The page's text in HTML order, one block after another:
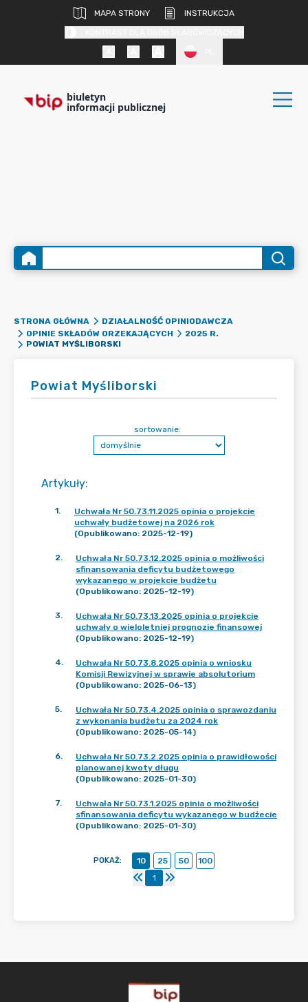
MAPA STRONY
INSTRUKCJA
biuletyn
informacji publicznej
STRONA GŁÓWNA
DZIAŁALNOŚĆ OPINIODAWCZA
OPINIE SKŁADÓW ORZEKAJĄCYCH
2025 R.
POWIAT MYŚLIBORSKI
Powiat Myśliborski
Artykuły:
sortowanie:
1.
Uchwała Nr 50.73.11.2025 opinia o projekcie
uchwały budżetowej na 2026 rok
(Opublikowano: 2025-12-19)
2.
Uchwała Nr 50.73.12.2025 opinia o możliwości
sfinansowania deficytu budżetowego
wykazanego w projekcie budżetu
(Opublikowano: 2025-12-19)
3.
Uchwała Nr 50.73.13.2025 opinia o projekcie
uchwały o wieloletniej prognozie finansowej
(Opublikowano: 2025-12-19)
4.
Uchwała Nr 50.73.8.2025 opinia o wniosku
Komisji Rewizyjnej w sprawie absolutorium
(Opublikowano: 2025-06-13)
5.
Uchwała Nr 50.73.4.2025 opinia o sprawozdaniu
z wykonania budżetu za 2024 rok
(Opublikowano: 2025-05-14)
6.
Uchwała Nr 50.73.2.2025 opinia o prawidłowości
planowanej kwoty długu
(Opublikowano: 2025-01-30)
7.
Uchwała Nr 50.73.1.2025 opinia o możliwości
sfinansowania deficytu wykazanego w budżecie
(Opublikowano: 2025-01-30)
POKAŻ: 10 25 50
100
1